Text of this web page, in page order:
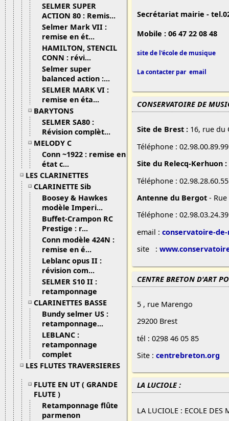
SELMER SUPER
ACTION 80 : Remis...
Selmer Mark VII :
remise en ét...
HAMILTON, STENCIL
CONN : révi...
Selmer super
balanced action :...
SELMER MARK VI :
remise en éta...
BARYTONS
SELMER SA80 :
Révision complèt...
MELODY C
Conn ~1922 : remise en
état c...
LES CLARINETTES
CLARINETTE Sib
Boosey & Hawkes
modèle Imperi...
Buffet-Crampon RC
Prestige : r...
Conn modèle 424N :
remise en é...
Leblanc opus II :
révision com...
SELMER S10 II :
retamponnage
CLARINETTES BASSE
Bundy selmer US :
retamponnage...
LEBLANC :
retamponnage
complet
LES FLUTES TRAVERSIERES
FLUTE EN UT ( GRANDE
FLUTE )
Retamponnage flûte
parmenon
Secrétariat mairie -
Mobile : 06 47 22 08 48
site de l'école de musique
La contacter par email
CONSERVATOIRE DE
Site de Brest : 16, rue du
Téléphone :
Site du Relecq-Kerhuon :
Téléphone :
Antenne du Bergot - Rue
Téléphone : 02.98.03.24.39
email : conservatoire-
site :
CENTRE BRETON D'ART
5 , rue Marengo
29200 Brest
tél : 0298 46 05 85
Site : centrebreton.org
LA LUCIOLE :
LA LUCIOLE : ECOLE DES